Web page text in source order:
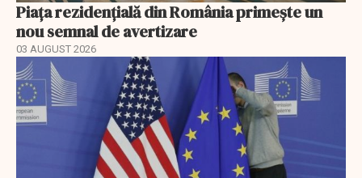
Piața rezidențială din România primește un
nou semnal de avertizare
03 AUGUST 2026